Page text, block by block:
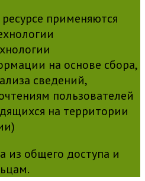
применяются
на основе сбора,
сведений,
пользователей
на территории
из общего доступа и